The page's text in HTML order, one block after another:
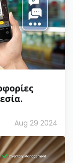
Aug 29 2024